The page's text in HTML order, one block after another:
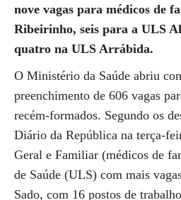
nove vagas para médicos de
Ribeirinho, seis para a ULS
quatro na ULS Arrábida.
O Ministério da Saúde abriu
preenchimento de 606 vagas
recém-formados. Segundo os
Diário da República na terça-
Geral e Familiar (médicos de
de Saúde (ULS) com mais
Sado, com 16 postos de